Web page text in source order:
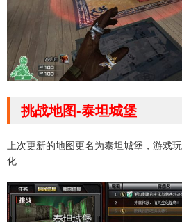
挑战地图-泰坦城堡
上次更新的地图更名为泰坦城堡，游戏
化